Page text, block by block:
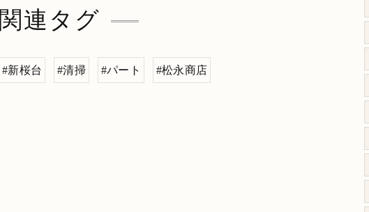
関連タグ
#新桜台 #清掃 #パート #松永商店